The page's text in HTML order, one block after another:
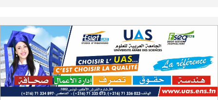
23-06
الترشح لمناظرة الالتحاق بالتكوين في مستوى مؤهل التقني السامي - دورة
سبتمبر 2023
31-12
L'Université Arabe des Sciences : Avis à tous les étudiant(e)s
12-05 200 منحة لطلبة الطب التونسيين في جامعة هارفارد ‏الأمريكية‏